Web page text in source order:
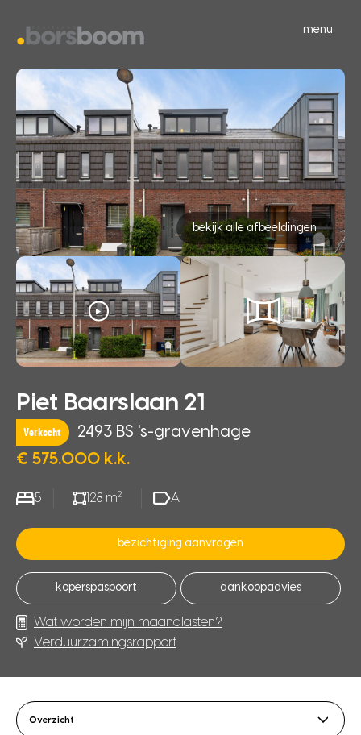
menu
bekijk alle afbeeldingen
Piet Baarslaan 21
Verkocht
2493 BS 's-gravenhage
€ 575.000 k.k.
5 128 m2 A
bezichtiging aanvragen
koperspaspoort aankoopadvies
Wat worden mijn maandlasten?
Verduurzamingsrapport
Overzicht